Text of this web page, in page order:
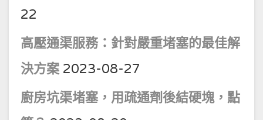
22
高壓通渠服務：針對嚴重堵塞的最佳解
決方案 2023-08-27
廚房坑渠堵塞，用疏通劑後結硬塊，點